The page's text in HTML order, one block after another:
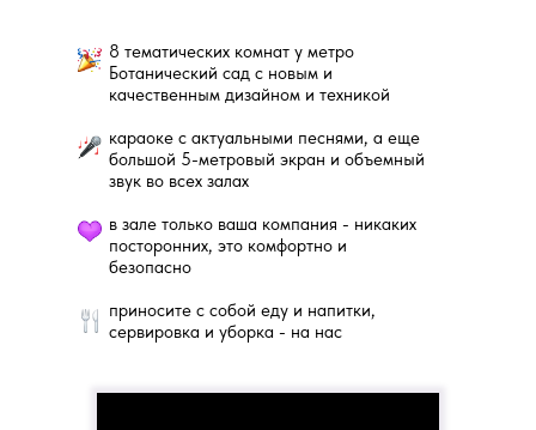
8 тематических комнат у метро
Ботанический сад с новым и
качественным дизайном и техникой
караоке с актуальными песнями, а еще
большой 5-метровый экран и объемный
звук во всех залах
в зале только ваша компания - никаких
посторонних, это комфортно и
безопасно
приносите с собой еду и напитки,
сервировка и уборка - на нас